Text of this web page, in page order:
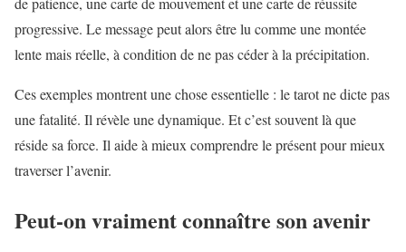
progressive. Le message peut alors être lu comme une montée
lente mais réelle, à condition de ne pas céder à la précipitation.
Ces exemples montrent une chose essentielle : le tarot ne dicte pas
une fatalité. Il révèle une dynamique. Et c’est souvent là que
réside sa force. Il aide à mieux comprendre le présent pour mieux
traverser l’avenir.
Peut-on vraiment connaître son avenir